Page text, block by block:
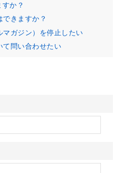
か？
きますか？
マガジン）を停止したい
て問い合わせたい